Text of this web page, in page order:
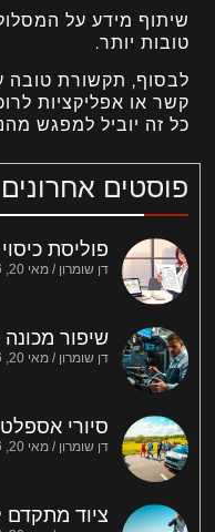
פוסטים אחרונים
פוליסת
דן שומרון מאי 20, 2026
שיפור מכונה
דן שומרון מאי 20, 2026
סיורי
דן שומרון מאי 20, 2026
ציוד מתקדם
שיתוף מידע על
טובות יותר.
לבסוף, תקשורת טובה
קשר או אפליקציות
כל זה יוביל למפגש